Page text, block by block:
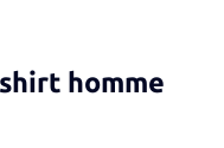
homme